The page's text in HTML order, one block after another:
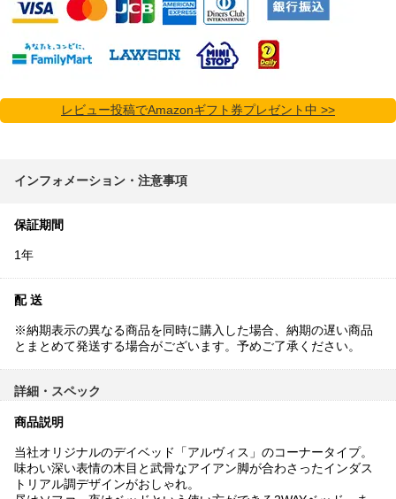
レビュー投稿でAmazonギフト券プレゼント中 >>
インフォメーション・注意事項
保証期間
1年
配 送
※納期表示の異なる商品を同時に購入した場合、納期の遅い商品
とまとめて発送する場合がございます。予めご了承ください。
詳細・スペック
商品説明
当社オリジナルのデイベッド「アルヴィス」のコーナータイプ。
味わい深い表情の木目と武骨なアイアン脚が合わさったインダス
トリアル調デザインがおしゃれ。